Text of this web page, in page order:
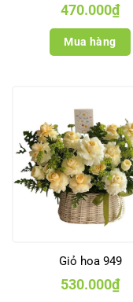
470.000₫
Mua hàng
Giỏ hoa 949
530.000₫